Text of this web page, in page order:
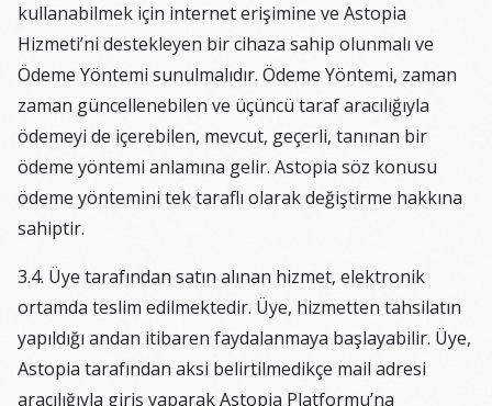
kullanabilmek için internet erişimine ve Astopia
Hizmeti’ni destekleyen bir cihaza sahip olunmalı ve
Ödeme Yöntemi sunulmalıdır. Ödeme Yöntemi, zaman
zaman güncellenebilen ve üçüncü taraf aracılığıyla
ödemeyi de içerebilen, mevcut, geçerli, tanınan bir
ödeme yöntemi anlamına gelir. Astopia söz konusu
ödeme yöntemini tek taraflı olarak değiştirme hakkına
sahiptir.
3.4. Üye tarafından satın alınan hizmet, elektronik
ortamda teslim edilmektedir. Üye, hizmetten tahsilatın
yapıldığı andan itibaren faydalanmaya başlayabilir. Üye,
Astopia tarafından aksi belirtilmedikçe mail adresi
aracılığıyla giriş yaparak Astopia Platformu’na